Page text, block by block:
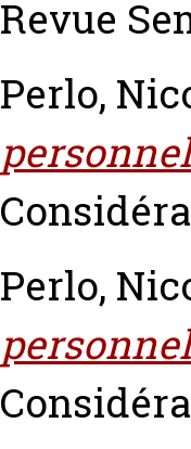
Revue
Perlo,
Perlo,